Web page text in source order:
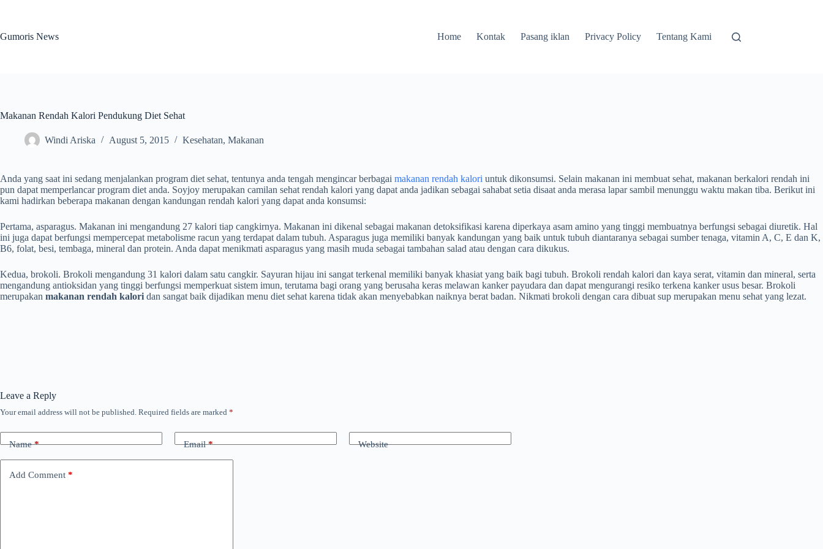
Gumoris News
Home Kontak Pasang iklan Privacy Policy Tentang Kami
Makanan Rendah Kalori Pendukung Diet Sehat
Windi Ariska August 5, 2015 Kesehatan, Makanan
Anda yang saat ini sedang menjalankan program diet sehat, tentunya anda tengah mengincar berbagai makanan rendah kalori untuk dikonsumsi. Selain makanan ini membuat sehat, makanan berkalori rendah ini
pun dapat memperlancar program diet anda. Soyjoy merupakan camilan sehat rendah kalori yang dapat anda jadikan sebagai sahabat setia disaat anda merasa lapar sambil menunggu waktu makan tiba. Berikut ini
kami hadirkan beberapa makanan dengan kandungan rendah kalori yang dapat anda konsumsi:
Pertama, asparagus. Makanan ini mengandung 27 kalori tiap cangkirnya. Makanan ini dikenal sebagai makanan detoksifikasi karena diperkaya asam amino yang tinggi membuatnya berfungsi sebagai diuretik. Hal
ini juga dapat berfungsi mempercepat metabolisme racun yang terdapat dalam tubuh. Asparagus juga memiliki banyak kandungan yang baik untuk tubuh diantaranya sebagai sumber tenaga, vitamin A, C, E dan K,
B6, folat, besi, tembaga, mineral dan protein. Anda dapat menikmati asparagus yang masih muda sebagai tambahan salad atau dengan cara dikukus.
Kedua, brokoli. Brokoli mengandung 31 kalori dalam satu cangkir. Sayuran hijau ini sangat terkenal memiliki banyak khasiat yang baik bagi tubuh. Brokoli rendah kalori dan kaya serat, vitamin dan mineral, serta
mengandung antioksidan yang tinggi berfungsi memperkuat sistem imun, terutama bagi orang yang berusaha keras melawan kanker payudara dan dapat mengurangi resiko terkena kanker usus besar. Brokoli
merupakan makanan rendah kalori dan sangat baik dijadikan menu diet sehat karena tidak akan menyebabkan naiknya berat badan. Nikmati brokoli dengan cara dibuat sup merupakan menu sehat yang lezat.
Leave a Reply
Your email address will not be published. Required fields are marked *
Name* Email* Website
Add Comment *